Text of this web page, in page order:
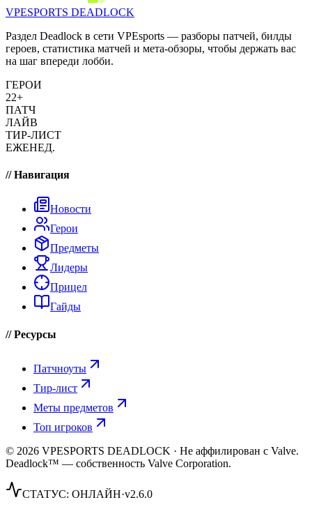
VPESPORTS DEADLOCK
Раздел Deadlock в сети VPEsports — разборы патчей, билды
героев, статистика матчей и мета-обзоры, чтобы держать вас
на шаг впереди лобби.
ГЕРОИ
22+
ПАТЧ
ЛАЙВ
ТИР-ЛИСТ
ЕЖЕНЕД.
// Навигация
Новости
Герои
Предметы
Лидеры
Прицел
Гайды
// Ресурсы
Патчноуты
Тир-лист
Меты предметов
Топ игроков
© 2026 VPESPORTS DEADLOCK · Не аффилирован с Valve.
Deadlock™ — собственность Valve Corporation.
СТАТУС: ОНЛАЙН·v2.6.0